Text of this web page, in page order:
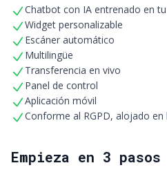
Chatbot con IA entrenado en
Widget personalizable
Escáner automático
Multilingüe
Transferencia en vivo
Panel de control
Aplicación móvil
Conforme al RGPD, alojado en
Empieza en 3 pasos